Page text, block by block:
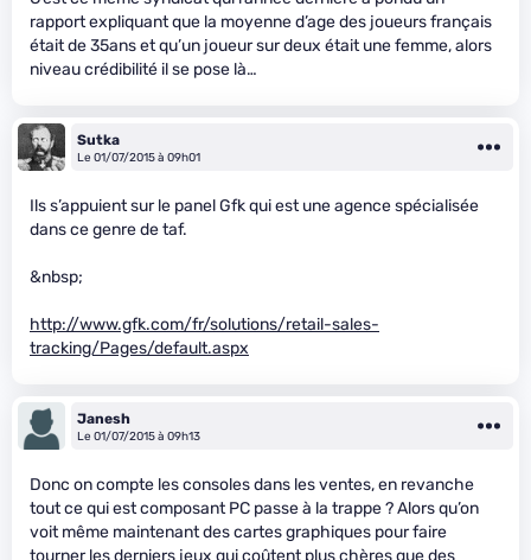
rapport expliquant que la moyenne d’age des joueurs français
était de 35ans et qu’un joueur sur deux était une femme, alors
niveau crédibilité il se pose là…
Sutka
Le 01/07/2015 à 09h01
Ils s’appuient sur le panel Gfk qui est une agence spécialisée
dans ce genre de taf.
&nbsp;
http://www.gfk.com/fr/solutions/retail-sales-
tracking/Pages/default.aspx
Janesh
Le 01/07/2015 à 09h13
Donc on compte les consoles dans les ventes, en revanche
tout ce qui est composant PC passe à la trappe ? Alors qu’on
voit même maintenant des cartes graphiques pour faire